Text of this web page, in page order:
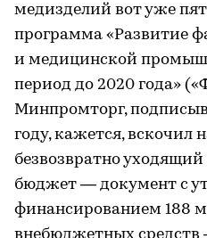
медизделий вот уже
программа «Развитие
и медицинской
период до 2020 года»
Минпромторг,
году, кажется, вскочил
безвозвратно
бюджет — документ с
финансированием 188
внебюджетных